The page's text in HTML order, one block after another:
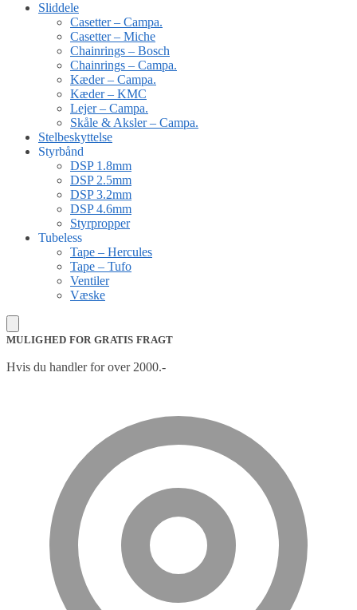
Sliddele
Casetter – Campa.
Casetter – Miche
Chainrings – Bosch
Chainrings – Campa.
Kæder – Campa.
Kæder – KMC
Lejer – Campa.
Skåle & Aksler – Campa.
Stelbeskyttelse
Styrbånd
DSP 1.8mm
DSP 2.5mm
DSP 3.2mm
DSP 4.6mm
Styrpropper
Tubeless
Tape – Hercules
Tape – Tufo
Ventiler
Væske
MULIGHED FOR GRATIS FRAGT
Hvis du handler for over 2000.-